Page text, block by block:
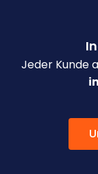
Jeder Kunde